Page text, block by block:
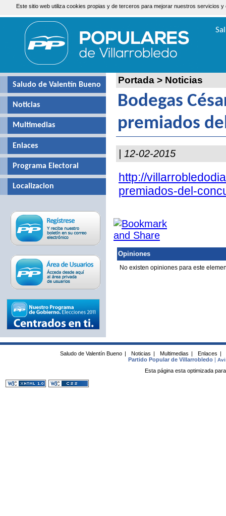
Este sitio web utiliza cookies propias y de terceros para mejorar nuestros servicios
Portada > Noticias
Bodegas
premiados
| 12-02-2015
http://
premiados-del-
Opiniones
No existen opiniones para este
Saludo de Valentín Bueno
Noticias
Multimedias
Enlaces
Programa Electoral
Localizacion
Lunes, 10 de Agosto de 2026
Saludo de Valentín Bueno | Noticias | Multimedias | Enlaces |
Partido Popular de Villarrobledo |
Esta página esta optimizada